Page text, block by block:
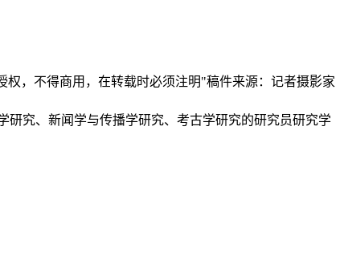
，不得商用，在转载时必须注明"稿件来源：记者摄影家
研究、新闻学与传播学研究、考古学研究的研究员研究学